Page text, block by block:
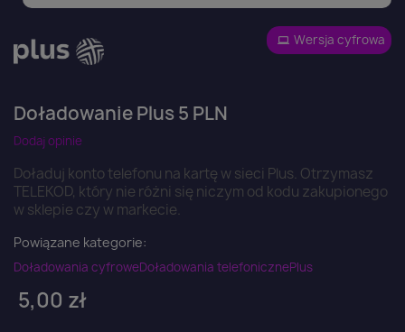
Wersja cyfrowa
Doładowanie Plus 5 PLN
Dodaj opinie
Doładuj konto telefonu na kartę w sieci Plus. Otrzymasz
TELEKOD, który nie różni się niczym od kodu zakupionego
w sklepie czy w markecie.
Powiązane kategorie:
Doładowania cyfroweDoładowania telefonicznePlus
5,00 zł